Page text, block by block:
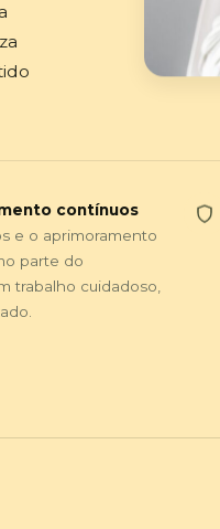
contínuos
e o aprimoramento
parte do
trabalho cuidadoso,